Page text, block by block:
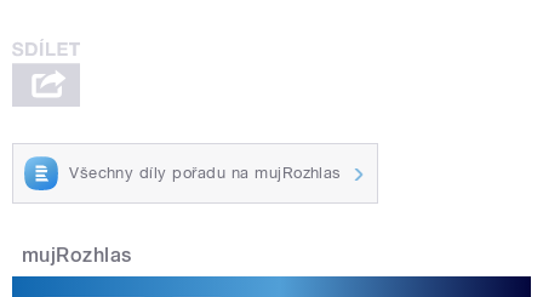
Všechny díly pořadu na mujRozhlas
mujRozhlas